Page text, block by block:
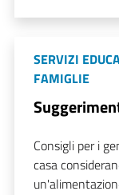
SERVIZI
FAMIGLIE
Consigli per i
casa